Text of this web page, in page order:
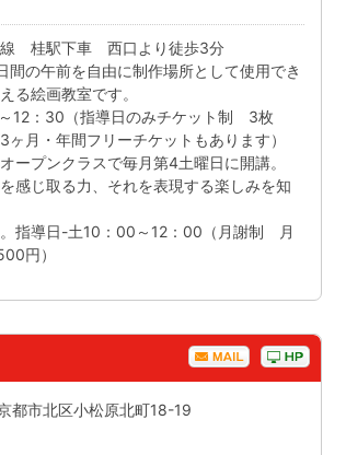
桂駅下車 西口より徒歩3分
間の午前を自由に制作場所として使用でき
る絵画教室です。
12：30（指導日のみチケット制 3枚
月・年間フリーチケットもあります）
ープンクラスで毎月第4土曜日に開講。
感じ取る力、それを表現する楽しみを知
指導日-土10：00～12：00（月謝制 月
円）
市北区小松原北町18-19